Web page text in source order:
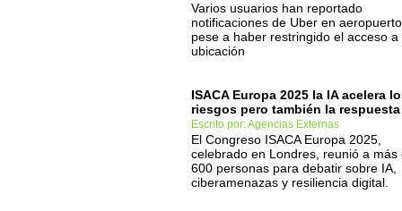
Varios usuarios han reportado
notificaciones de Uber en
pese a haber restringido el acceso a
ubicación
ISACA Europa 2025 la IA acelera
riesgos pero también la respuesta
Escrito por: Agencias Externas
El Congreso ISACA Europa 2025,
celebrado en Londres, reunió a más
600 personas para debatir sobre IA,
ciberamenazas y resiliencia digital.